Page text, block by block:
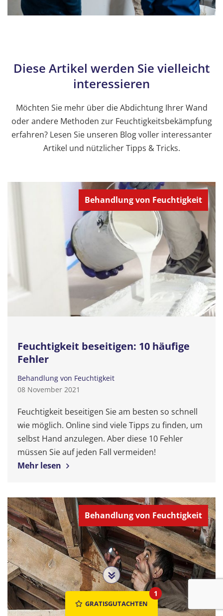
Diese Artikel werden Sie vielleicht
interessieren
Möchten Sie mehr über die Abdichtung Ihrer Wand
oder andere Methoden zur Feuchtigkeitsbekämpfung
erfahren? Lesen Sie unseren Blog voller interessanter
Artikel und nützlicher Tipps & Tricks.
Behandlung von Feuchtigkeit
Feuchtigkeit beseitigen: 10 häufige
Fehler
Behandlung von Feuchtigkeit
08 November 2021
Feuchtigkeit beseitigen Sie am besten so schnell
wie möglich. Online sind viele Tipps zu finden, um
selbst Hand anzulegen. Aber diese 10 Fehler
müssen Sie auf jeden Fall vermeiden!
Mehr lesen
Behandlung von Feuchtigkeit
1
GRATISGUTACHTEN